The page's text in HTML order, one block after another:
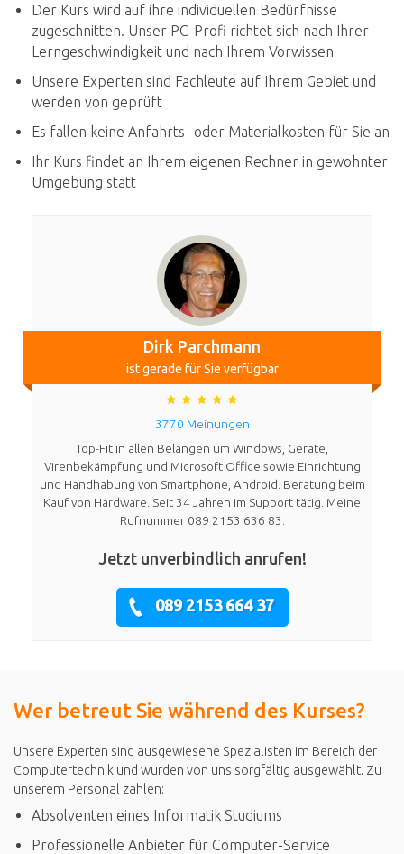
Der Kurs wird auf ihre individuellen Bedürfnisse
zugeschnitten. Unser PC-Profi richtet sich nach Ihrer
Lerngeschwindigkeit und nach Ihrem Vorwissen
Unsere Experten sind Fachleute auf Ihrem Gebiet und
werden von geprüft
Es fallen keine Anfahrts- oder Materialkosten für Sie an
Ihr Kurs findet an Ihrem eigenen Rechner in gewohnter
Umgebung statt
Dirk Parchmann
ist gerade für Sie verfügbar
3770 Meinungen
Top-Fit in allen Belangen um Windows, Geräte,
Virenbekämpfung und Microsoft Office sowie Einrichtung
und Handhabung von Smartphone, Android. Beratung beim
Kauf von Hardware. Seit 34 Jahren im Support tätig. Meine
Rufnummer 089 2153 636 83.
Jetzt unverbindlich anrufen!
089 2153 664 37
Wer betreut Sie während des Kurses?
Unsere Experten sind ausgewiesene Spezialisten im Bereich der
Computertechnik und wurden von uns sorgfältig ausgewählt. Zu
unserem Personal zählen:
Absolventen eines Informatik Studiums
Professionelle Anbieter für Computer-Service